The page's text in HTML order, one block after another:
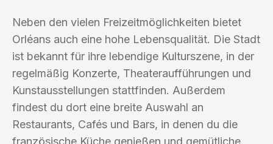
Neben den vielen Freizeitmöglichkeiten bietet
Orléans auch eine hohe Lebensqualität. Die Stadt
ist bekannt für ihre lebendige Kulturszene, in der
regelmäßig Konzerte, Theateraufführungen und
Kunstausstellungen stattfinden. Außerdem
findest du dort eine breite Auswahl an
Restaurants, Cafés und Bars, in denen du die
französische Küche genießen und gemütliche